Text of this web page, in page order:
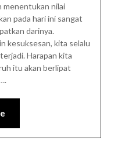
menentukan nilai
pada hari ini sangat
darinya.
kesuksesan, kita selalu
Harapan kita
itu akan berlipat